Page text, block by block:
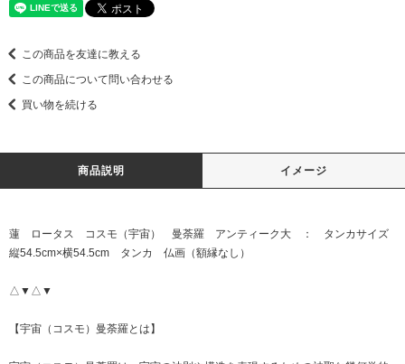
この商品を友達に教える
この商品について問い合わせる
買い物を続ける
商品説明 イメージ
蓮 ロータス コスモ（宇宙） 曼荼羅 アンティーク大 ： タンカサイズ
縦54.5cm×横54.5cm タンカ 仏画（額縁なし）
△▼△▼
【宇宙（コスモ）曼荼羅とは】